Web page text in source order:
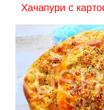
Хачапури с